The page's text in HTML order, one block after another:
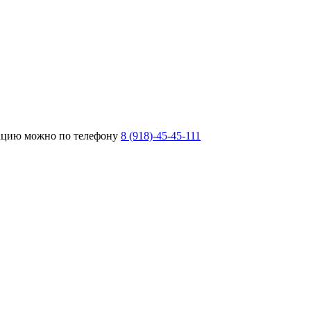
можно по телефону 8 (918)-45-45-111